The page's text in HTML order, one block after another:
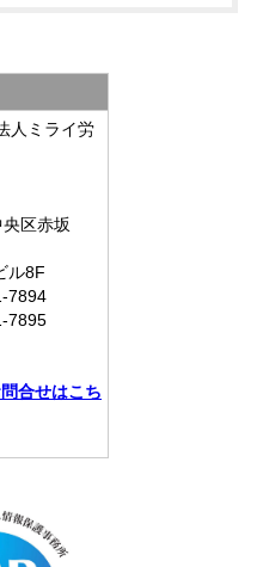
人ミライ労
区赤坂
ル8F
7894
7895
合せはこち